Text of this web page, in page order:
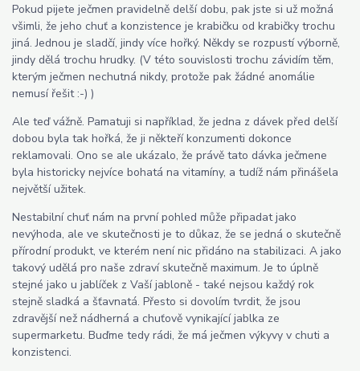
Pokud pijete ječmen pravidelně delší dobu, pak jste si už možná
všimli, že jeho chuť a konzistence je krabičku od krabičky trochu
jiná. Jednou je sladčí, jindy více hořký. Někdy se rozpustí výborně,
jindy dělá trochu hrudky. (V této souvislosti trochu závidím těm,
kterým ječmen nechutná nikdy, protože pak žádné anomálie
nemusí řešit :-) )
Ale teď vážně. Pamatuji si například, že jedna z dávek před delší
dobou byla tak hořká, že ji někteří konzumenti dokonce
reklamovali. Ono se ale ukázalo, že právě tato dávka ječmene
byla historicky nejvíce bohatá na vitamíny, a tudíž nám přinášela
největší užitek.
Nestabilní chuť nám na první pohled může připadat jako
nevýhoda, ale ve skutečnosti je to důkaz, že se jedná o skutečně
přírodní produkt, ve kterém není nic přidáno na stabilizaci. A jako
takový udělá pro naše zdraví skutečně maximum. Je to úplně
stejné jako u jablíček z Vaší jabloně - také nejsou každý rok
stejně sladká a šťavnatá. Přesto si dovolím tvrdit, že jsou
zdravější než nádherná a chuťově vynikající jablka ze
supermarketu. Buďme tedy rádi, že má ječmen výkyvy v chuti a
konzistenci.